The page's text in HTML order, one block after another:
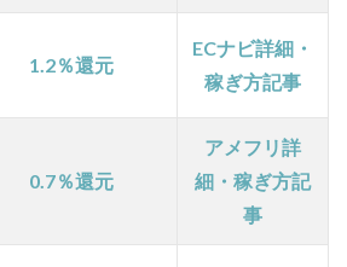
1.2％還元
ECナビ詳細・
稼ぎ方記事
0.7％還元
アメフリ詳
細・稼ぎ方記
事